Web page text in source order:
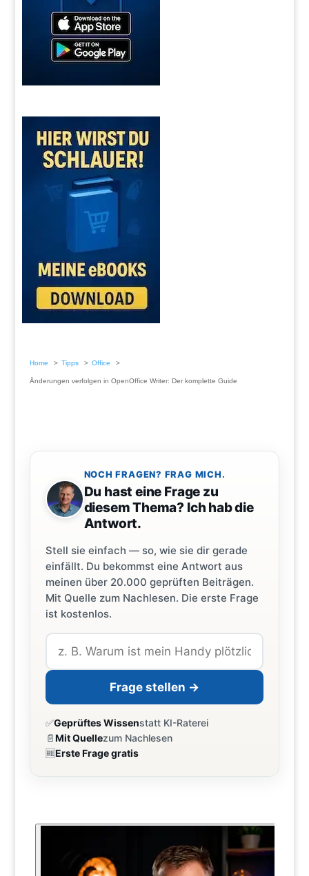
Home Tipps Office
Änderungen verfolgen in OpenOffice Writer: Der komplette Guide
NOCH FRAGEN? FRAG MICH.
Du hast eine Frage zu
diesem Thema? Ich hab die
Antwort.
Stell sie einfach — so, wie sie dir gerade
einfällt. Du bekommst eine Antwort aus
meinen über 20.000 geprüften Beiträgen.
Mit Quelle zum Nachlesen. Die erste Frage
ist kostenlos.
Frage stellen →
✅Geprüftes Wissenstatt KI-Raterei
📄Mit Quellezum Nachlesen
🆓Erste Frage gratis